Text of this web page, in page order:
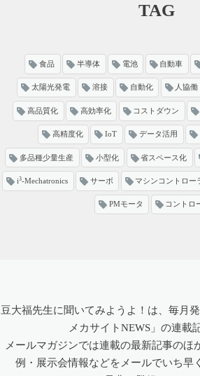
TAG
食品 半導体 電池 自動車
太陽光発電 溶接 自動化 人協働
高品質化 高効率化 コストダウン
高精度化 IoT データ活用
多品種少量生産 小型化 省スペース化
i3-Mechatronics サーボ マシンコントロー
PMモータ コントロ
豆大福先生に聞いてみようよ！は、毎月
メカサイトNEWS」の連載
メールマガジンでは連載の最新記事のほ
例・展示会情報などをメールでいち早